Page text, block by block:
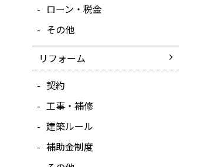
ローン・税金
その他
リフォーム
契約
工事・補修
建築ルール
補助金制度